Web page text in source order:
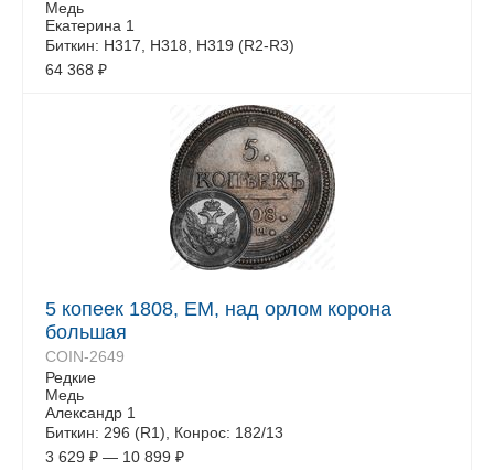
Медь
Екатерина 1
Биткин: Н317, Н318, Н319 (R2-R3)
64 368 ₽
5 копеек 1808, ЕМ, над орлом корона
большая
COIN-2649
Редкие
Медь
Александр 1
Биткин: 296 (R1), Конрос: 182/13
3 629 ₽ — 10 899 ₽